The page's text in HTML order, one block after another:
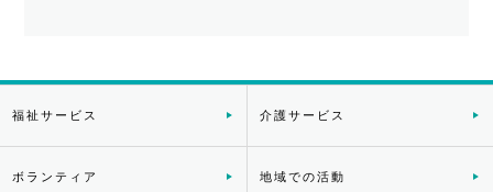
福祉サービス 介護サービス
ボランティア 地域での活動